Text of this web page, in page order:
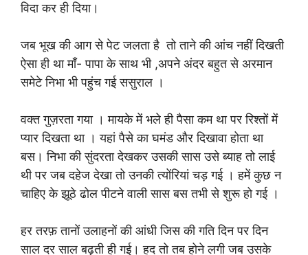
विदा कर ही दिया।
जब भूख की आग से पेट जलता है तो ताने की आंच नहीं दिखती
ऐसा ही था माँ- पापा के साथ भी ,अपने अंदर बहुत से अरमान
समेटे निभा भी पहुंच गई ससुराल ।
वक्त गुज़रता गया । मायके में भले ही पैसा कम था पर रिश्तों में
प्यार दिखता था । यहां पैसे का घमंड और दिखावा होता था
बस। निभा की सुंदरता देखकर उसकी सास उसे ब्याह तो लाई
थी पर जब दहेज देखा तो उनकी त्योंरियां चड़ गई । हमें कुछ न
चाहिए के झूठे ढोल पीटने वाली सास बस तभी से शुरू हो गई ।
हर तरफ़ तानों उलाहनों की आंधी जिस की गति दिन पर दिन
साल दर साल बढ़ती ही गई। हद तो तब होने लगी जब उसके